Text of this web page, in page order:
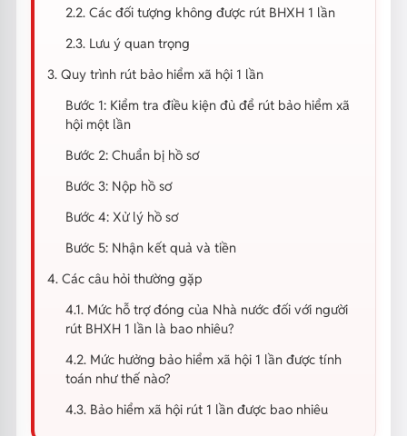
2.2. Các đối tượng không được rút BHXH 1 lần
2.3. Lưu ý quan trọng
3. Quy trình rút bảo hiểm xã hội 1 lần
Bước 1: Kiểm tra điều kiện đủ để rút bảo hiểm xã
hội một lần
Bước 2: Chuẩn bị hồ sơ
Bước 3: Nộp hồ sơ
Bước 4: Xử lý hồ sơ
Bước 5: Nhận kết quả và tiền
4. Các câu hỏi thường gặp
4.1. Mức hỗ trợ đóng của Nhà nước đối với người
rút BHXH 1 lần là bao nhiêu?
4.2. Mức hưởng bảo hiểm xã hội 1 lần được tính
toán như thế nào?
4.3. Bảo hiểm xã hội rút 1 lần được bao nhiêu